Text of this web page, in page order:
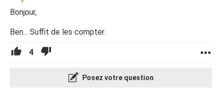
Bonjour,
Ben... Suffit de les compter.
4
Posez votre question